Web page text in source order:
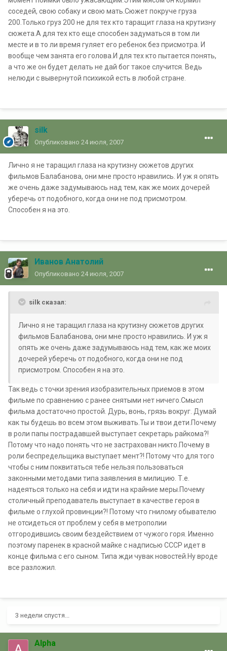
соседей, свою собаку и свою мать.Сюжет покруче груза
200.Только груз 200 не для тех кто таращит глаза на крутизну
сюжета.А для тех кто еще способен задуматься в том ли
месте и в то ли время гуляет его ребенок без присмотра. И
вообще чем занята его голова.И для тех кто пытается понять,
а что же он будет делать не дай бог такое случится. Ведь
нелюди с вывернутой психикой есть в любой стране.
silk
Опубликовано 24 июля, 2007
Лично я не таращил глаза на крутизну сюжетов других
фильмов Балабанова, они мне просто нравились. И уж я опять
же очень даже задумываюсь над тем, как же моих дочерей
уберечь от подобного, когда они не под присмотром.
Способен я на это.
Иванов Анатолий
Опубликовано 24 июля, 2007
silk сказал:
Лично я не таращил глаза на крутизну сюжетов других
фильмов Балабанова, они мне просто нравились. И уж я
опять же очень даже задумываюсь над тем, как же моих
дочерей уберечь от подобного, когда они не под
присмотром. Способен я на это.
Так ведь с точки зрения изобразительных приемов в этом
фильме по сравнению с ранее снятыми нет ничего.Смысл
фильма достаточно простой. Дурь, вонь, грязь вокруг. Думай
как ты будешь во всем этом выживать.Ты и твои дети.Почему
в роли папы пострадавшей выступает секретарь райкома?!
Потому что надо понять что не застрахован никто.Почему в
роли беспредельщика выступает мент?! Потому что для того
чтобы с ним поквитаться тебе нельзя пользоваться
законными методами типа заявления в милицию. Т.е.
надеяться только на себя и идти на крайние меры.Почему
столичный преподаватель выступает в качестве героя в
фильме о глухой провинции?! Потому что гнилому обывателю
не отсидеться от проблем у себя в метрополии
отгородившись своим бездействием от чужого горя. Именно
поэтому паренек в красной майке с надписью СССР идет в
конце фильма с его сыном. Типа жди чувак новостей.Ну вроде
все разложил.
3 недели спустя...
Alpha